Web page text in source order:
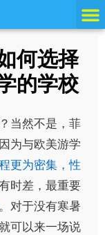
何选择
的学校
当然不是，菲
为与欧美游学
更为密集，性
时差，最重要
。对于没有寒暑
可以来一场说